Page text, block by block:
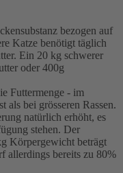
bezogen auf
Katze benötigt täglich
Ein 20 kg schwerer
oder 400g
Futtermenge - im
als bei grösseren Rassen.
natürlich erhöht, es
stehen. Der
Körpergewicht beträgt
allerdings bereits zu 80%